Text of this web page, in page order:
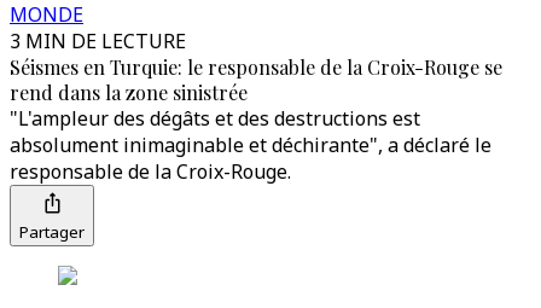
MONDE
3 MIN DE LECTURE
Séismes en Turquie: le responsable de la Croix-Rouge se
rend dans la zone sinistrée
"L'ampleur des dégâts et des destructions est
absolument inimaginable et déchirante", a déclaré le
responsable de la Croix-Rouge.
Partager